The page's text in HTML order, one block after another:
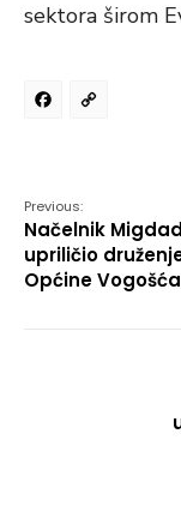
sektora širom
Previous:
Načelnik
upriličio
Općine Vogošća